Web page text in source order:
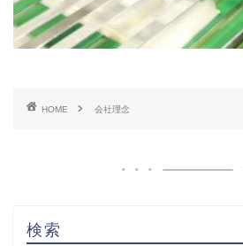
HOME 会社理念
検索